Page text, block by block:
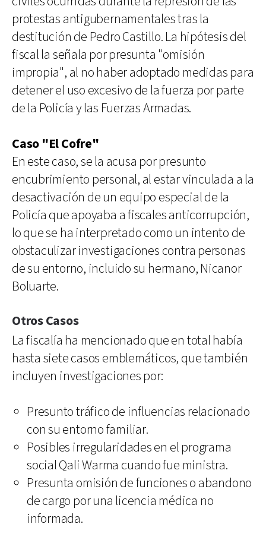
protestas antigubernamentales tras la
destitución de Pedro Castillo. La hipótesis del
fiscal la señala por presunta "omisión
impropia", al no haber adoptado medidas para
detener el uso excesivo de la fuerza por parte
de la Policía y las Fuerzas Armadas.
Caso "El Cofre"
En este caso, se la acusa por presunto
encubrimiento personal, al estar vinculada a la
desactivación de un equipo especial de la
Policía que apoyaba a fiscales anticorrupción,
lo que se ha interpretado como un intento de
obstaculizar investigaciones contra personas
de su entorno, incluido su hermano, Nicanor
Boluarte.
Otros Casos
La fiscalía ha mencionado que en total había
hasta siete casos emblemáticos, que también
incluyen investigaciones por:
Presunto tráfico de influencias relacionado
con su entorno familiar.
Posibles irregularidades en el programa
social Qali Warma cuando fue ministra.
Presunta omisión de funciones o abandono
de cargo por una licencia médica no
informada.